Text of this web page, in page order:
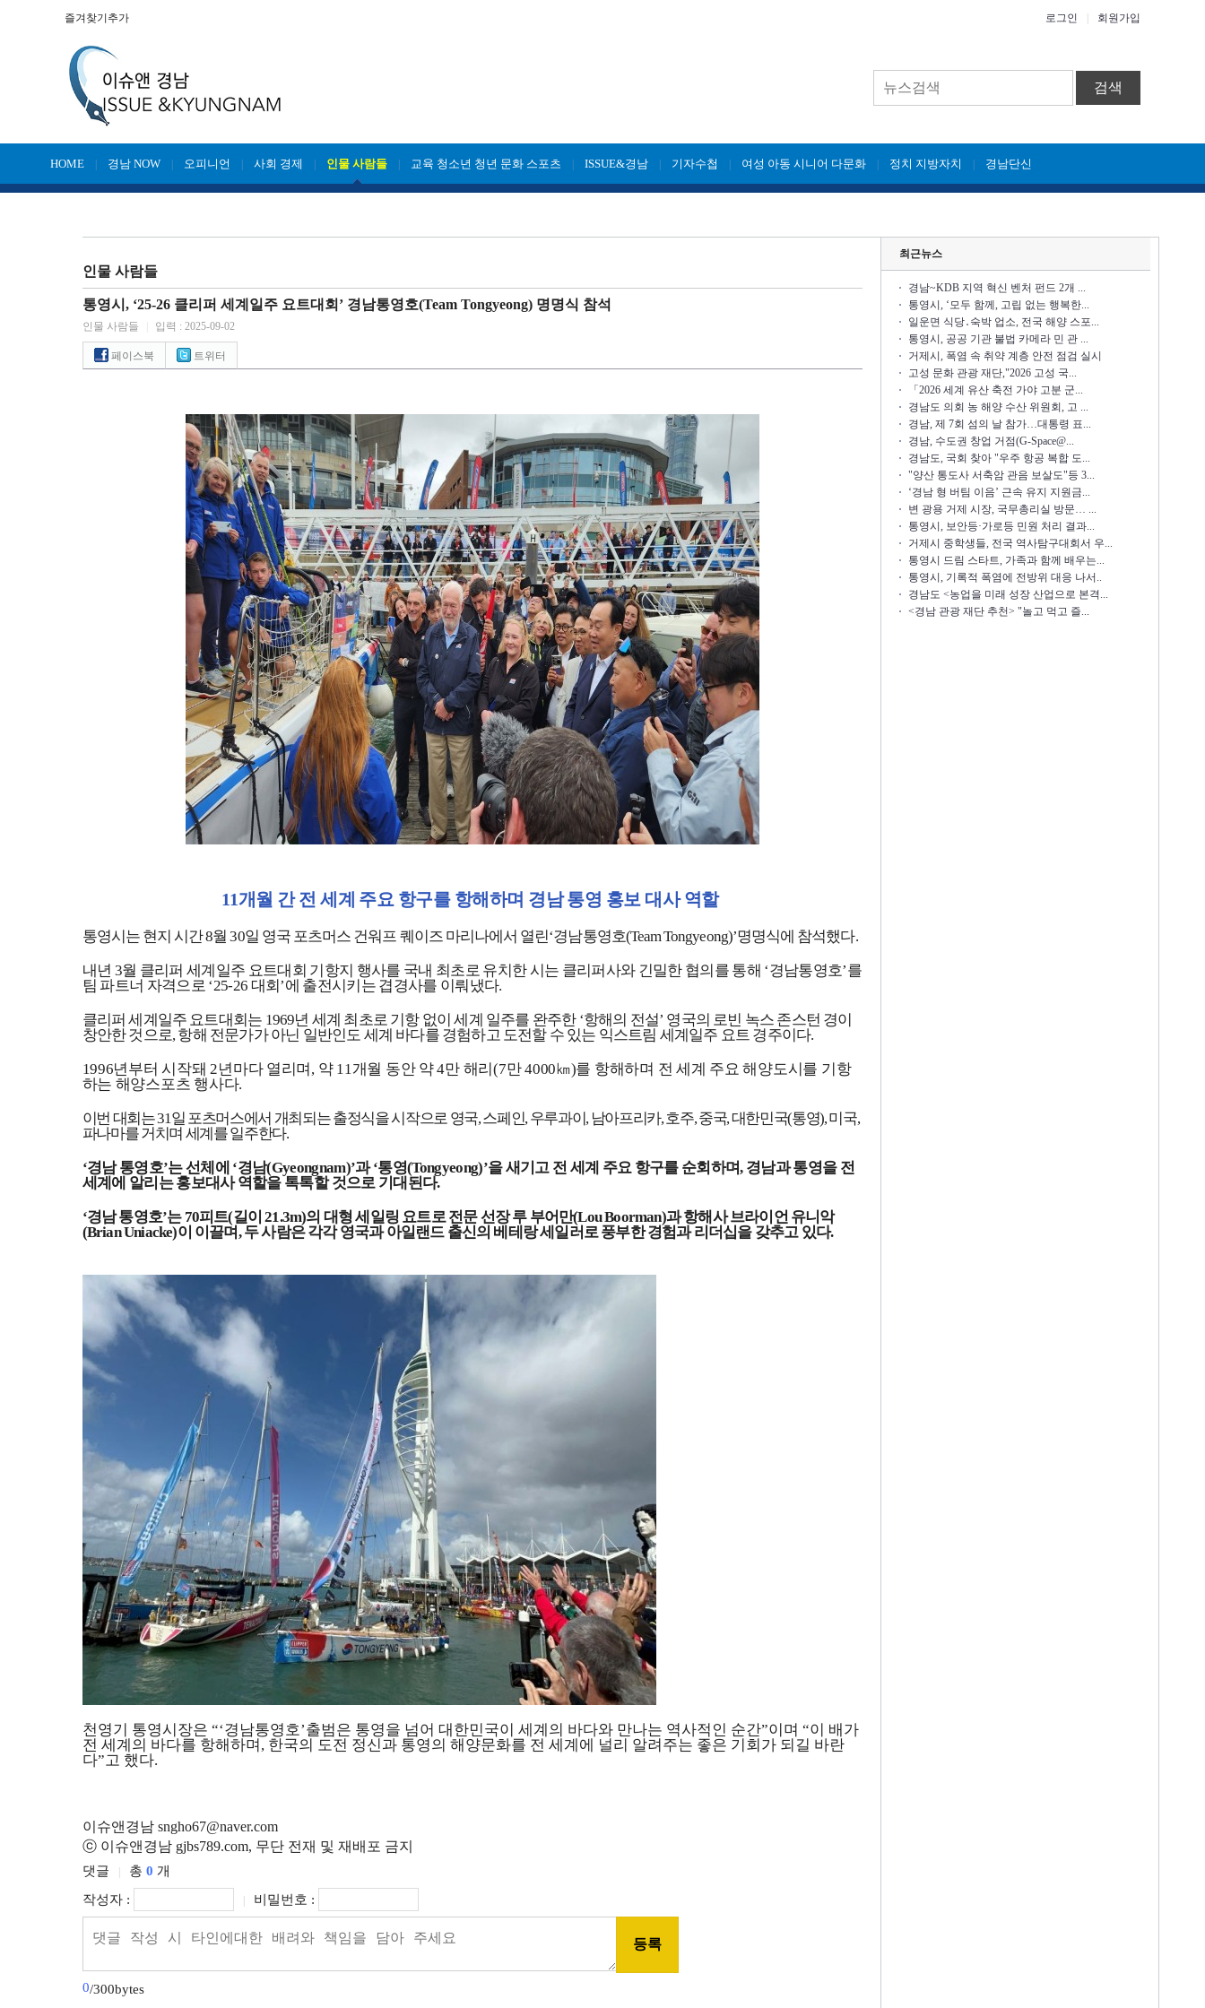
즐겨찾기추가 로그인 회원가입
검색
HOME 경남 NOW 오피니언 사회 경제 인물 사람들 교육 청소년 청년 문화 스포츠 ISSUE&경남 기자수첩 여성 아동 시니어 다문화 정치 지방자치 경남단신
인물 사람들
통영시, ‘25-26 클리퍼 세계일주 요트대회’ 경남통영호(Team Tongyeong) 명명식 참석
인물 사람들 입력 : 2025-09-02
페이스북 트위터
11개월 간 전 세계 주요 항구를 항해하며 경남 통영 홍보 대사 역할
통영시는 현지 시간8월30일 영국 포츠머스 건워프 퀘이즈 마리나에서 열린‘경남통영호(Team Tongyeong)’명명식에 참석했다.
내년 3월 클리퍼 세계일주 요트대회 기항지 행사를 국내 최초로 유치한 시는 클리퍼사와 긴밀한 협의를 통해 ‘경남통영호’를
팀 파트너 자격으로 ‘25-26 대회’에 출전시키는 겹경사를 이뤄냈다.
클리퍼 세계일주 요트대회는 1969년 세계 최초로 기항 없이 세계 일주를 완주한 ‘항해의 전설’ 영국의 로빈 녹스 존스턴 경이
창안한 것으로,항해 전문가가 아닌 일반인도 세계 바다를 경험하고 도전할 수 있는 익스트림 세계일주 요트 경주이다.
1996년부터 시작돼2년마다 열리며 , 약 11개월 동안 약4만 해리(7만4000㎞)를 항해하며 전 세계 주요 해양도시를 기항
하는 해양스포츠 행사다.
이번 대회는31일 포츠머스에서 개최되는 출정식을 시작으로 영국,스페인,우루과이, 남아프리카,호주,중국,대한민국(통영),미국,
파나마를 거치며 세계를 일주한다.
‘경남 통영호’는 선체에 ‘경남(Gyeongnam)’과‘통영(Tongyeong)’을 새기고 전 세계 주요 항구를 순회하며, 경남과 통영을 전
세계에 알리는 홍보대사 역할을 톡톡할 것으로 기대된다.
‘경남 통영호’는 70피트(길이21.3m)의 대형 세일링 요트로 전문 선장 루 부어만(Lou Boorman)과 항해사 브라이언 유니악
(Brian Uniacke)이 이끌며 ,두 사람은 각각 영국과 아일랜드 출신의 베테랑 세일러로 풍부한 경험과 리더십을 갖추고 있다.
천영기 통영시장은 “‘경남통영호’출범은 통영을 넘어 대한민국이 세계의 바다와 만나는 역사적인 순간”이며 “이 배가
전 세계의 바다를 항해하며 , 한국의 도전 정신과 통영의 해양문화를 전 세계에 널리 알려주는 좋은 기회가 되길 바란
다”고 했다.
이슈앤경남 sngho67@naver.com
ⓒ 이슈앤경남 gjbs789.com, 무단 전재 및 재배포 금지
댓글 총 0 개
작성자 :
비밀번호 :
0/300bytes
최근뉴스
경남~KDB 지역 혁신 벤처 펀드 2개 ...
통영시, ‘모두 함께, 고립 없는 행복한...
일운면 식당․숙박 업소, 전국 해양 스포...
통영시, 공공 기관 불법 카메라 민 관 ...
거제시, 폭염 속 취약 계층 안전 점검 실시
고성 문화 관광 재단,"2026 고성 국...
「2026 세계 유산 축전 가야 고분 군...
경남도 의회 농 해양 수산 위원회, 고 ...
경남, 제 7회 섬의 날 참가…대통령 표...
경남, 수도권 창업 거점(G-Space@...
경남도, 국회 찾아 "우주 항공 복합 도...
"양산 통도사 서축암 관음 보살도"등 3...
‘경남 형 버팀 이음’ 근속 유지 지원금...
변 광용 거제 시장, 국무총리실 방문… ...
통영시, 보안등·가로등 민원 처리 결과...
거제시 중학생들, 전국 역사탐구대회서 우...
통영시 드림 스타트, 가족과 함께 배우는...
통영시, 기록적 폭염에 전방위 대응 나서..
경남도 <농업을 미래 성장 산업으로 본격...
<경남 관광 재단 추천> "놀고 먹고 즐...